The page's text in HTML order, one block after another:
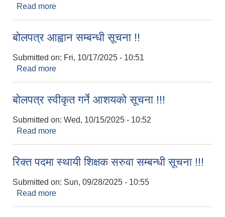
Read more
बोलपत्र आह्वान सम्बन्धी सूचना !!
Submitted on: Fri, 10/17/2025 - 10:51
Read more
बोलपत्र स्वीकृत गर्ने आशयको सूचना !!!
Submitted on: Wed, 10/15/2025 - 10:52
Read more
रिक्त पदमा स्थायी शिक्षक सरुवा सम्बन्धी सूचना !!!
Submitted on: Sun, 09/28/2025 - 10:55
Read more